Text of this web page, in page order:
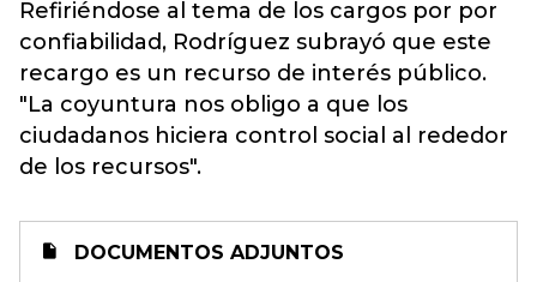
Refiriéndose al tema de los cargos por por
confiabilidad, Rodríguez subrayó que este
recargo es un recurso de interés público.
"La coyuntura nos obligo a que los
ciudadanos hiciera control social al rededor
de los recursos".
DOCUMENTOS ADJUNTOS